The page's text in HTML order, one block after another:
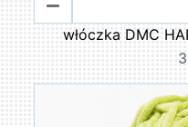
włóczka DMC